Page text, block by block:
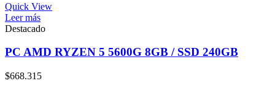
Quick View
Leer más
Destacado
PC AMD RYZEN 5 5600G 8GB / SSD 240GB
$668.315